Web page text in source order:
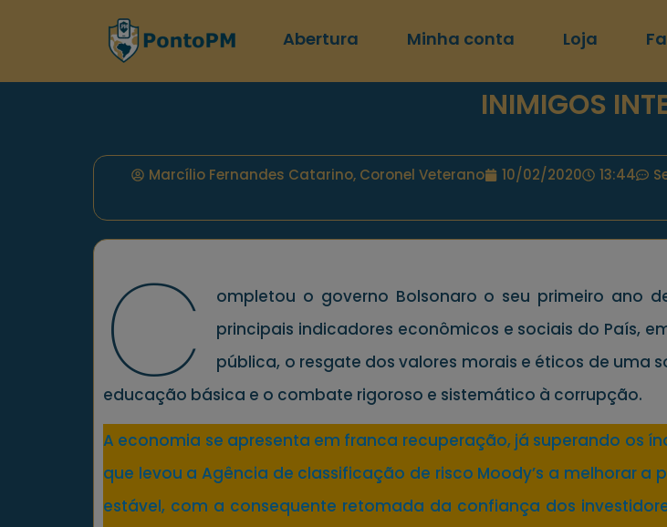
Abertura Minha conta Loja
INIMIGOS
Marcílio Fernandes Catarino, Coronel Veterano 10/02/2020 13:44
C
ompletou o governo Bolsonaro o seu primeiro ano
principais indicadores econômicos e sociais do País,
pública, o resgate dos valores morais e éticos de uma
educação básica e o combate rigoroso e sistemático à corrupção.
A economia se apresenta em franca recuperação, já superando os
que levou a Agência de classificação de risco Moody’s a melhorar
estável, com a consequente retomada da confiança dos